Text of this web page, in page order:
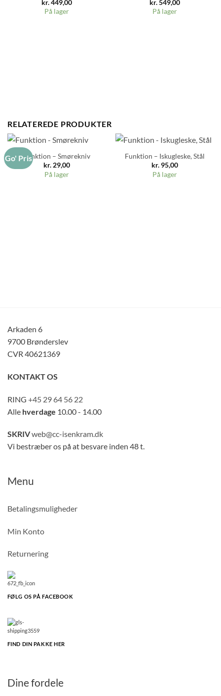
kr.449,00
På lager
kr.549,00
På lager
RELATEREDE PRODUKTER
Go' PrisFunktion – Smørekniv
kr.29,00
På lager
Funktion – Iskugleske, Stål
kr.95,00
På lager
Arkaden 6
9700 Brønderslev
CVR 40621369
KONTAKT OS
RING +45 29 64 56 22
Alle hverdage 10.00 - 14.00
SKRIVweb@cc-isenkram.dk
Vi bestræber os på at besvare inden 48 t.
Menu
Betalingsmuligheder
Min Konto
Returnering
FØLG OS PÅ FACEBOOK
FIND DIN PAKKE HER
Dine fordele